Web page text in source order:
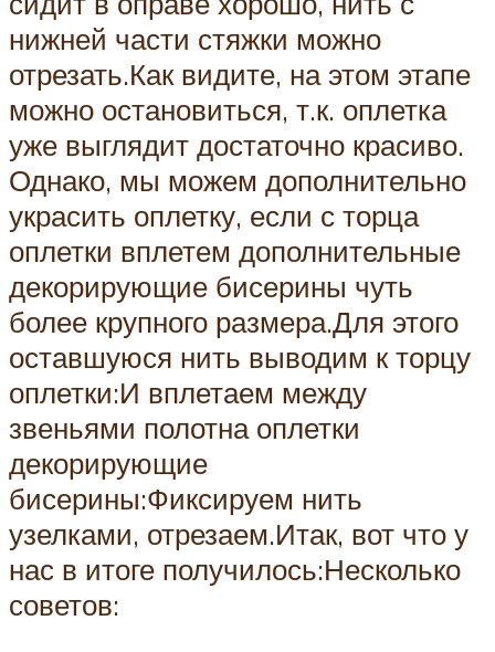
нижней части стяжки можно
отрезать.Как видите, на этом этапе
можно остановиться, т.к. оплетка
уже выглядит достаточно красиво.
Однако, мы можем дополнительно
украсить оплетку, если с торца
оплетки вплетем дополнительные
декорирующие бисерины чуть
более крупного размера.Для этого
оставшуюся нить выводим к торцу
оплетки:И вплетаем между
звеньями полотна оплетки
декорирующие
бисерины:Фиксируем нить
узелками, отрезаем.Итак, вот что у
нас в итоге получилось:Несколько
советов: